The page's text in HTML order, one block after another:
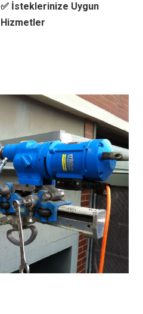
✅ İsteklerinize Uygun
Hizmetler